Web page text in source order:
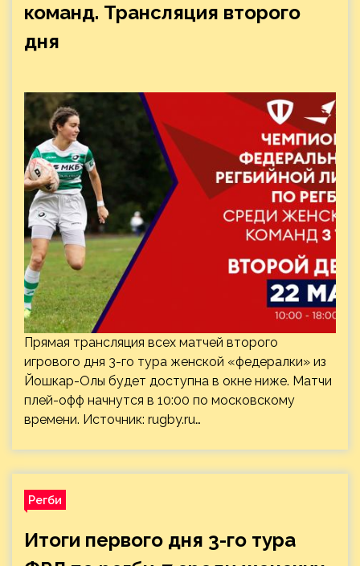
команд. Трансляция второго
дня
Прямая трансляция всех матчей второго
игрового дня 3-го тура женской «федералки» из
Йошкар-Олы будет доступна в окне ниже. Матчи
плей-офф начнутся в 10:00 по московскому
времени. Источник: rugby.ru…
Регби
Итоги первого дня 3-го тура